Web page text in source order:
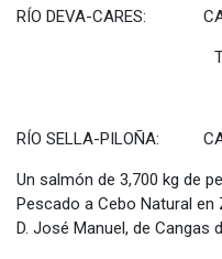
RÍO DEVA-CARES:
TOTAL DEL
RÍO SELLA-PILOÑA:
Un salmón de 3,700 kg de
Pescado a Cebo Natural
D. José Manuel, de Cangas